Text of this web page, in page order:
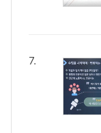
7.